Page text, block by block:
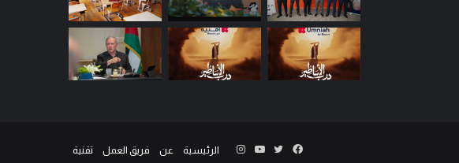
الرئيسية عن فريق العمل تقنية